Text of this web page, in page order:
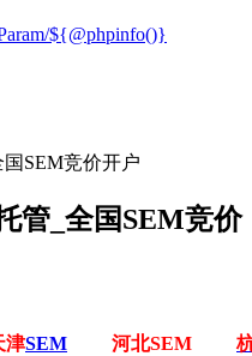
${@phpinfo()}
SEM竞价开户
管_全国SEM竞价
津SEM 河北SEM